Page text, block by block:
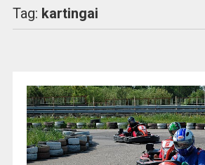
Tag: kartingai